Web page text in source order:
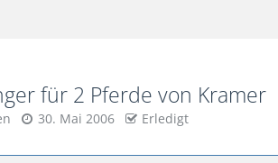
für 2 Pferde von Kramer
30. Mai 2006 Erledigt